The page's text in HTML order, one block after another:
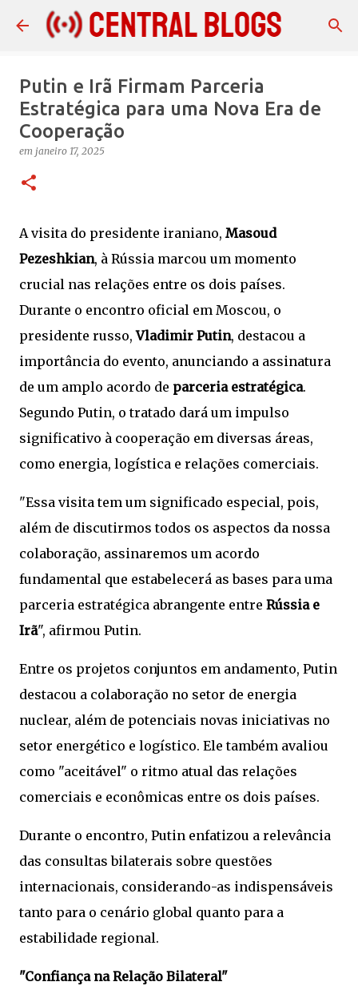
Pular para o conteúdo principal
Putin e Irã Firmam Parceria
Estratégica para uma Nova Era de
Cooperação
em janeiro 17, 2025
A visita do presidente iraniano, Masoud
Pezeshkian, à Rússia marcou um momento
crucial nas relações entre os dois países.
Durante o encontro oficial em Moscou, o
presidente russo,Vladimir Putin, destacou a
importância do evento, anunciando a assinatura
de um amplo acordo de parceria estratégica.
Segundo Putin, o tratado dará um impulso
significativo à cooperação em diversas áreas,
como energia, logística e relações comerciais.
"Essa visita tem um significado especial, pois,
além de discutirmos todos os aspectos da nossa
colaboração, assinaremos um acordo
fundamental que estabelecerá as bases para uma
parceria estratégica abrangente entre Rússia e
Irã", afirmou Putin.
Entre os projetos conjuntos em andamento, Putin
destacou a colaboração no setor de energia
nuclear, além de potenciais novas iniciativas no
setor energético e logístico. Ele também avaliou
como "aceitável" o ritmo atual das relações
comerciais e econômicas entre os dois países.
Durante o encontro, Putin enfatizou a relevância
das consultas bilaterais sobre questões
internacionais, considerando-as indispensáveis
tanto para o cenário global quanto para a
estabilidade regional.
"Confiança na Relação Bilateral"